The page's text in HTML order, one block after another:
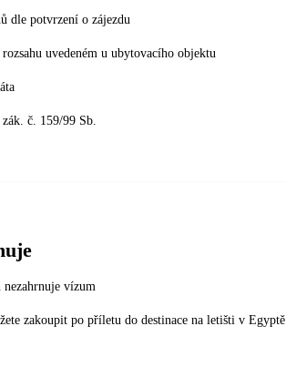
dle potvrzení o zájezdu
uvedeném u ubytovacího objektu
č. 159/99 Sb.
nezahrnuje vízum
zakoupit po příletu do destinace na letišti v